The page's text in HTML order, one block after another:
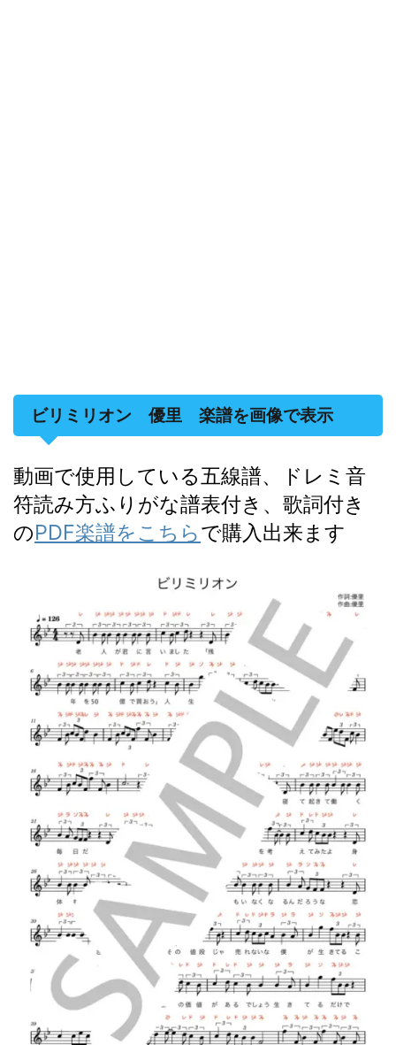
ビリミリオン 優里 楽譜を画像で表示
動画で使用している五線譜、ドレミ音
符読み方ふりがな譜表付き、歌詞付き
のPDF楽譜をこちらで購入出来ます